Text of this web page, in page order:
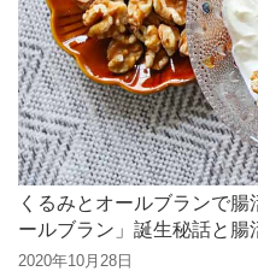
くるみとオールブランで
ールブラン」誕生秘話と腸
2020年10月28日